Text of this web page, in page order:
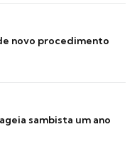
novo procedimento
sambista um ano